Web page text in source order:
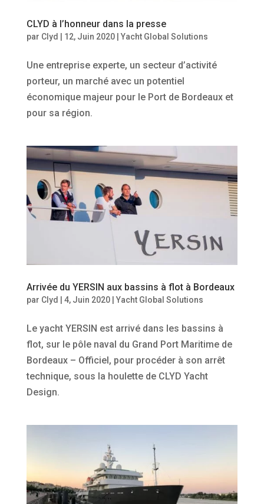
CLYD à l’honneur dans la presse
par Clyd 12, Juin 2020| Yacht Global Solutions
Une entreprise experte, un secteur d’activité
porteur, un marché avec un potentiel
économique majeur pour le Port de Bordeaux et
pour sa région.
Arrivée du YERSIN aux bassins à flot à Bordeaux
par Clyd 4, Juin 2020| Yacht Global Solutions
Le yacht YERSIN est arrivé dans les bassins à
flot, sur le pôle naval du Grand Port Maritime de
Bordeaux – Officiel, pour procéder à son arrêt
technique, sous la houlette de CLYD Yacht
Design.